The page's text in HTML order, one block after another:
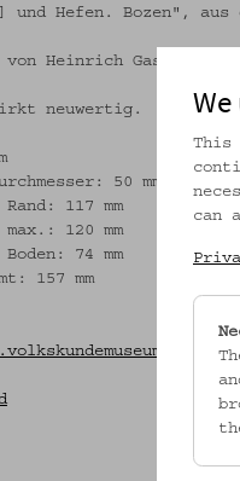
und Hefen. Bozen", aus
von Heinrich Gasser,
neuwertig.
50 mm
117 mm
max.: 120 mm
Boden: 74 mm
157 mm
This
can